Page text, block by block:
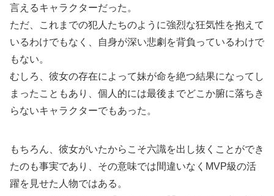
言えるキャラクターだった。
ただ、これまでの犯人たちのように強烈な狂気性を抱えて
いるわけでもなく、自身が深い悲劇を背負っているわけで
もない。
むしろ、彼女の存在によって妹が命を絶つ結果になってし
まったこともあり、個人的には最後までどこか腑に落ちき
らないキャラクターでもあった。
もちろん、彼女がいたからこそ六識を出し抜くことができ
たのも事実であり、その意味では間違いなくMVP級の活
躍を見せた人物ではある。